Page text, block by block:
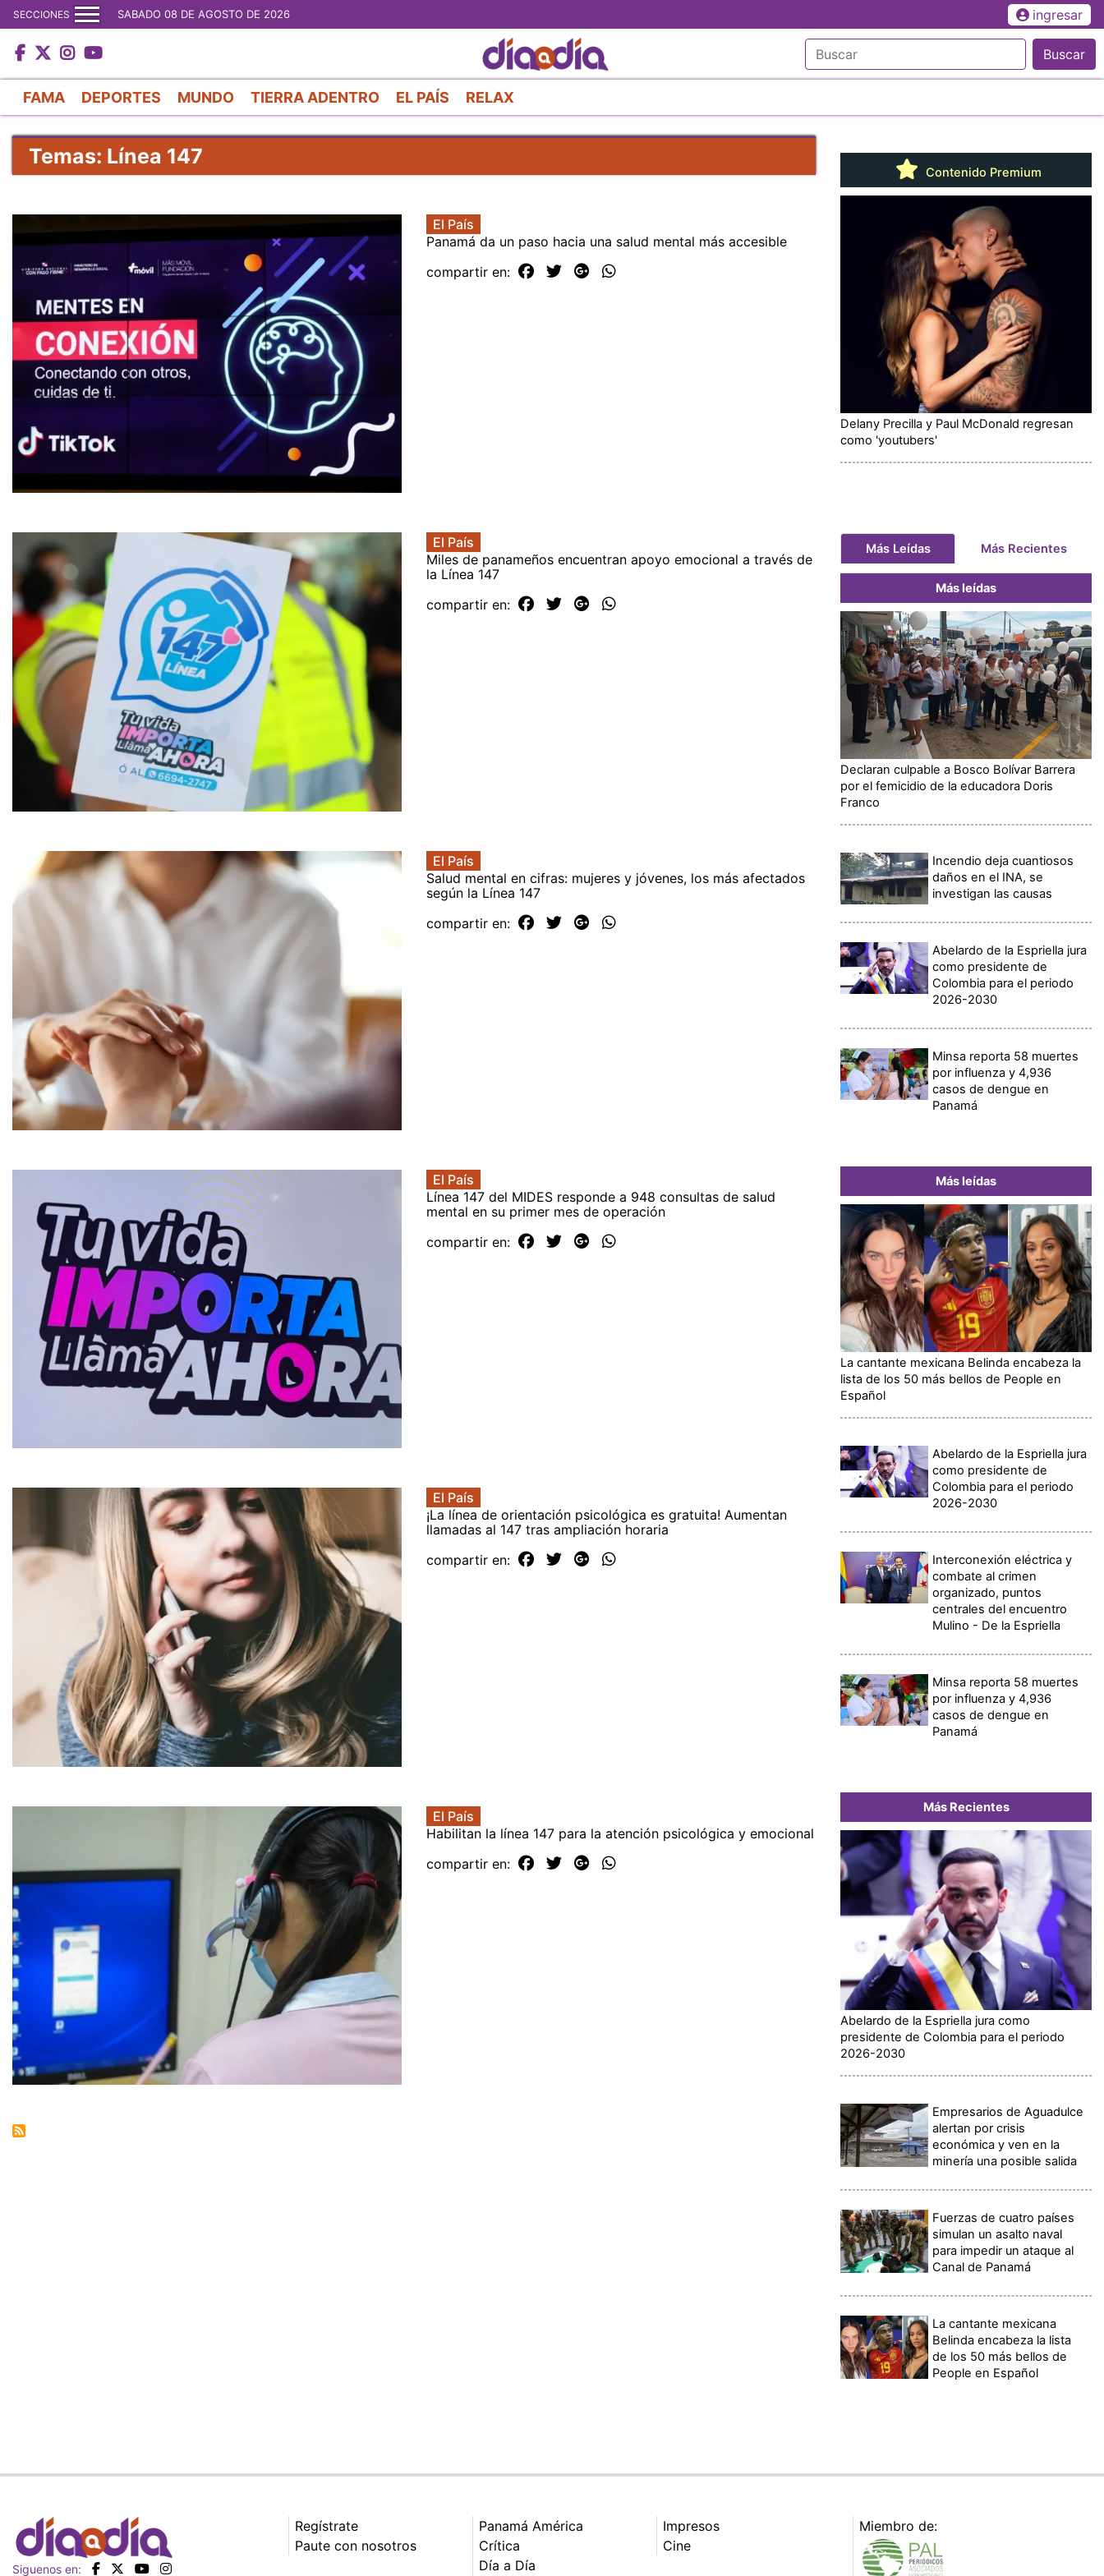
al
contenido
principal
SECCIONES SABADO 08 DE AGOSTO DE 2026 ingresar
Buscar
FAMA DEPORTES MUNDO TIERRA ADENTRO EL PAÍS RELAX
Temas: Línea 147
El País
Panamá da un paso hacia una salud mental más accesible
compartir en:
El País
Miles de panameños encuentran apoyo emocional a través de
la Línea 147
compartir en:
El País
Salud mental en cifras: mujeres y jóvenes, los más afectados
según la Línea 147
compartir en:
El País
Línea 147 del MIDES responde a 948 consultas de salud
mental en su primer mes de operación
compartir en:
El País
¡La línea de orientación psicológica es gratuita! Aumentan
llamadas al 147 tras ampliación horaria
compartir en:
El País
Habilitan la línea 147 para la atención psicológica y emocional
compartir en:
Contenido Premium
Delany Precilla y Paul McDonald regresan
como 'youtubers'
Más Leídas Más Recientes
Más leídas
Declaran culpable a Bosco Bolívar Barrera
por el femicidio de la educadora Doris
Franco
Incendio deja cuantiosos
daños en el INA, se
investigan las causas
Abelardo de la Espriella jura
como presidente de
Colombia para el periodo
2026-2030
Minsa reporta 58 muertes
por influenza y 4,936
casos de dengue en
Panamá
Más leídas
La cantante mexicana Belinda encabeza la
lista de los 50 más bellos de People en
Español
Abelardo de la Espriella jura
como presidente de
Colombia para el periodo
2026-2030
Interconexión eléctrica y
combate al crimen
organizado, puntos
centrales del encuentro
Mulino - De la Espriella
Minsa reporta 58 muertes
por influenza y 4,936
casos de dengue en
Panamá
Más Recientes
Abelardo de la Espriella jura como
presidente de Colombia para el periodo
2026-2030
Empresarios de Aguadulce
alertan por crisis
económica y ven en la
minería una posible salida
Fuerzas de cuatro países
simulan un asalto naval
para impedir un ataque al
Canal de Panamá
La cantante mexicana
Belinda encabeza la lista
de los 50 más bellos de
People en Español
Siguenos en:
Regístrate
Paute con nosotros
Panamá América
Crítica
Día a Día
Impresos
Cine
Miembro de: